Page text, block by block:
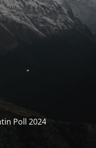
Poll 2024